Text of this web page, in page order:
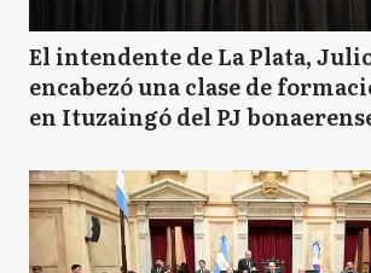
El intendente de La Plata,
encabezó una clase de
en Ituzaingó del PJ